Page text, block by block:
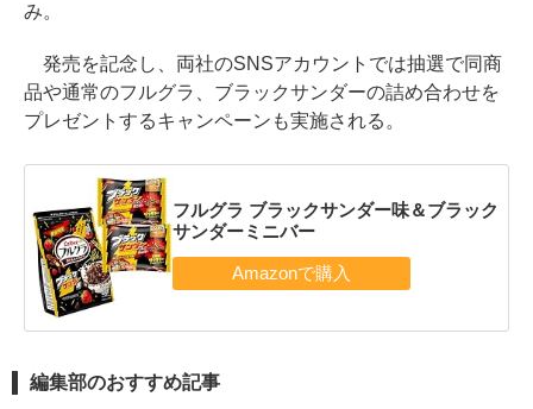
み。
発売を記念し、両社のSNSアカウントでは抽選で同商
品や通常のフルグラ、ブラックサンダーの詰め合わせを
プレゼントするキャンペーンも実施される。
フルグラ ブラックサンダー味＆ブラック
サンダーミニバー
編集部のおすすめ記事